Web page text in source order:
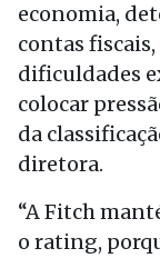
economia,
contas
dificuldades
colocar
da
diretora.
“A Fitch
o rating,